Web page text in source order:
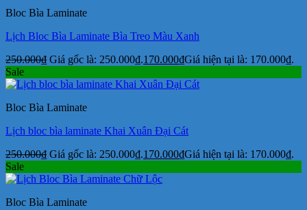
Bloc Bìa Laminate
Lịch Bloc Bìa Laminate Bìa Treo Màu Xanh
250.000₫ Giá gốc là: 250.000₫.170.000₫Giá hiện tại là: 170.000₫.
Sale
Bloc Bìa Laminate
Lịch bloc bìa laminate Khai Xuân Đại Cát
250.000₫ Giá gốc là: 250.000₫.170.000₫Giá hiện tại là: 170.000₫.
Sale
Bloc Bìa Laminate